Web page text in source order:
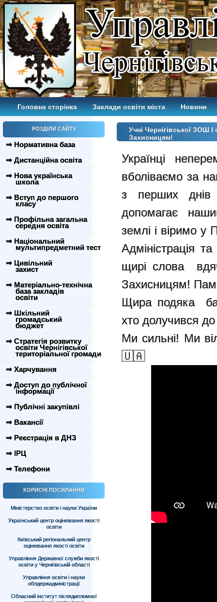
Головна сторінка Заклади освіти міста Новини
РОЗДІЛИ САЙТУ
⇒ Нормативна база
⇒ Дистанційна освіта
⇒ Нова українська
школа
⇒ Вступ до першого
класу
⇒ Профільна загальна
середня освіта
⇒ Національний
мультипредметний тест
⇒ Цивільний
захист
⇒ Матеріально-технічна
база закладів
освіти
⇒ Шкільний
громадський
бюджет
⇒ Стратегія розвитку
освіти Чернігівської
територіальної громади
⇒ Харчування
⇒ Доступ до публічної
інформації
⇒ Публічні закупівлі
⇒ Вакансії
⇒ Реєстрація в ДНЗ
⇒ ІРЦ
⇒ Телефони
КОРИСНІ ПОСИЛАННЯ
Міністерство освіти і науки України
Український центр оцінювання якості
освіти
Київський регіональний центр
оцінювання якості освіти
Управління Державної служби якості
освіти у Чернігівській області
Управління освіти і науки
облдержадміністрації
Обласний інститут післядипломної
Учні Чернігівської ЗОШ
Захисницям!
Українці
вболіваємо за
з перших
допомагає
землі і віримо
Адміністрація
щирі слова
Захисницям!
Щира подяка
хто долучився
Ми сильні! Ми
🇺🇦